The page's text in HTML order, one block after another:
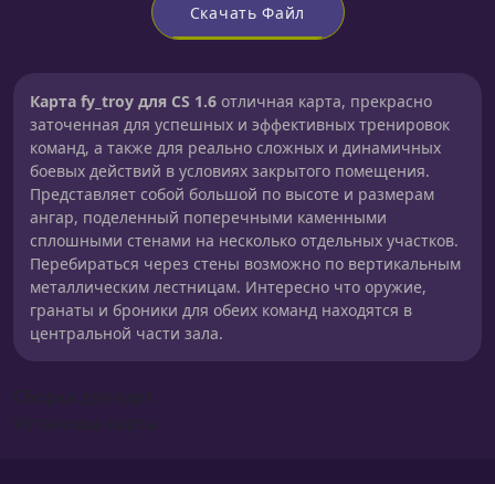
Скачать Файл
Карта fy_troy для CS 1.6 отличная карта, прекрасно
заточенная для успешных и эффективных тренировок
команд, а также для реально сложных и динамичных
боевых действий в условиях закрытого помещения.
Представляет собой большой по высоте и размерам
ангар, поделенный поперечными каменными
сплошными стенами на несколько отдельных участков.
Перебираться через стены возможно по вертикальным
металлическим лестницам. Интересно что оружие,
гранаты и броники для обеих команд находятся в
центральной части зала.